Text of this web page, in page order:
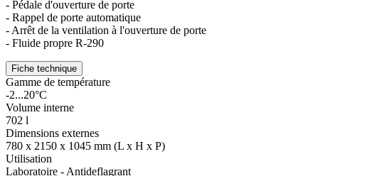
- Pédale d'ouverture de porte
- Rappel de porte automatique
- Arrêt de la ventilation à l'ouverture de porte
- Fluide propre R-290
Fiche technique
Gamme de température
-2...20°C
Volume interne
702 l
Dimensions externes
780 x 2150 x 1045 mm (L x H x P)
Utilisation
Laboratoire - Antideflagrant